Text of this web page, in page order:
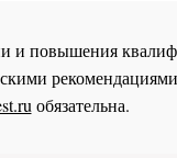
и повышения
обязательна.